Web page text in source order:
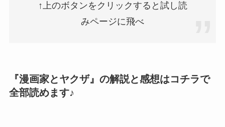
↑上のボタンをクリックすると試し読
みページに飛べ
『漫画家とヤクザ』の解説と感想はコチラで
全部読めます♪